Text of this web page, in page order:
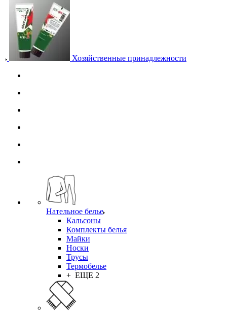
Хозяйственные принадлежности
Нательное белье
Кальсоны
Комплекты белья
Майки
Носки
Трусы
Термобелье
+ ЕЩЕ 2